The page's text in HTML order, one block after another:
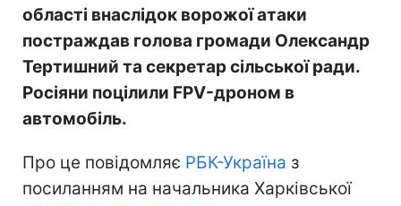
області внаслідок ворожої атаки
постраждав голова громади Олександр
Тертишний та секретар сільської ради.
Росіяни поцілили FPV-дроном в
автомобіль.
Про це повідомляє РБК-Україна з
посиланням на начальника Харківської